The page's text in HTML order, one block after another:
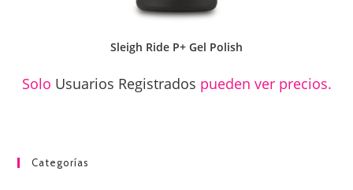
Sleigh Ride P+ Gel Polish
Solo Usuarios Registrados pueden ver precios.
Categorías